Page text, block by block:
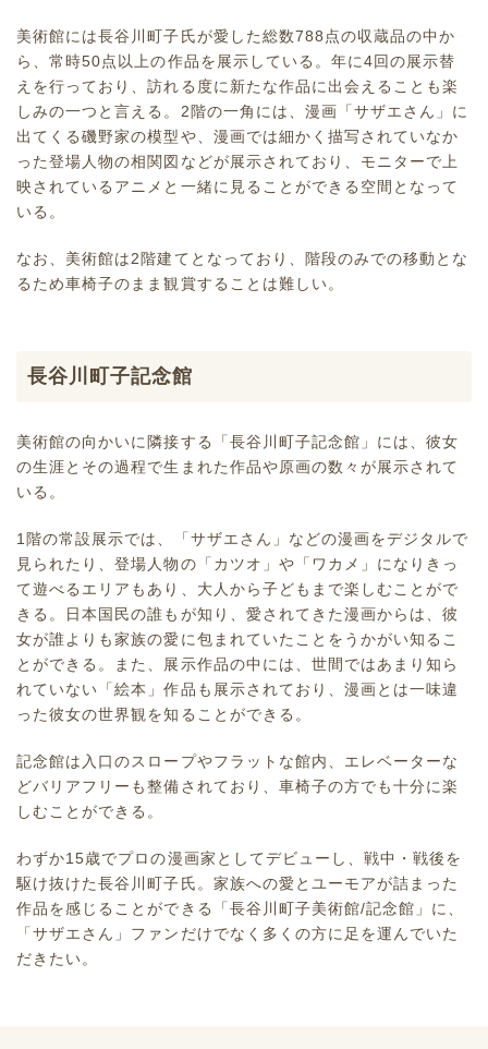
美術館には長谷川町子氏が愛した総数788点の収蔵品の中か
ら、常時50点以上の作品を展示している。年に4回の展示替
えを行っており、訪れる度に新たな作品に出会えることも楽
しみの一つと言える。2階の一角には、漫画「サザエさん」に
出てくる磯野家の模型や、漫画では細かく描写されていなか
った登場人物の相関図などが展示されており、モニターで上
映されているアニメと一緒に見ることができる空間となって
いる。
なお、美術館は2階建てとなっており、階段のみでの移動とな
るため車椅子のまま観賞することは難しい。
長谷川町子記念館
美術館の向かいに隣接する「長谷川町子記念館」には、彼女
の生涯とその過程で生まれた作品や原画の数々が展示されて
いる。
1階の常設展示では、「サザエさん」などの漫画をデジタルで
見られたり、登場人物の「カツオ」や「ワカメ」になりきっ
て遊べるエリアもあり、大人から子どもまで楽しむことがで
きる。日本国民の誰もが知り、愛されてきた漫画からは、彼
女が誰よりも家族の愛に包まれていたことをうかがい知るこ
とができる。また、展示作品の中には、世間ではあまり知ら
れていない「絵本」作品も展示されており、漫画とは一味違
った彼女の世界観を知ることができる。
記念館は入口のスロープやフラットな館内、エレベーターな
どバリアフリーも整備されており、車椅子の方でも十分に楽
しむことができる。
わずか15歳でプロの漫画家としてデビューし、戦中・戦後を
駆け抜けた長谷川町子氏。家族への愛とユーモアが詰まった
作品を感じることができる「長谷川町子美術館/記念館」に、
「サザエさん」ファンだけでなく多くの方に足を運んでいた
だきたい。